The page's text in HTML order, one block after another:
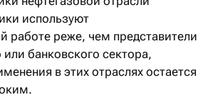
используют
работе реже, чем представители
или банковского сектора,
в этих отраслях остается